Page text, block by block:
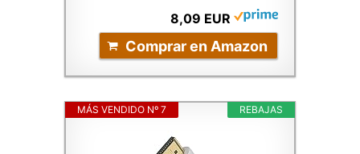
8,09 EUR
Comprar en Amazon
REBAJAS
MÁS VENDIDO Nº 7